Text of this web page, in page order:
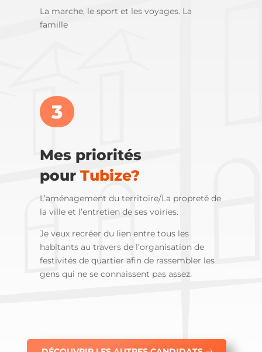
La marche, le sport et les voyages. La
famille
3
Mes priorités
pourTubize?
L’aménagement du territoire/La propreté de
la ville et l’entretien de ses voiries.
Je veux recréer du lien entre tous les
habitants au travers de l’organisation de
festivités de quartier afin de rassembler les
gens qui ne se connaissent pas assez.